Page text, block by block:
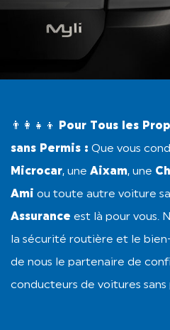
👨‍👩‍👧‍👦
Pour Tous les
sans Permis : Que vous
Microcar, une Aixam, une
Ami ou toute autre voiture
Assurance est là pour vous.
la sécurité routière et le
de nous le partenaire de
conducteurs de voitures sans